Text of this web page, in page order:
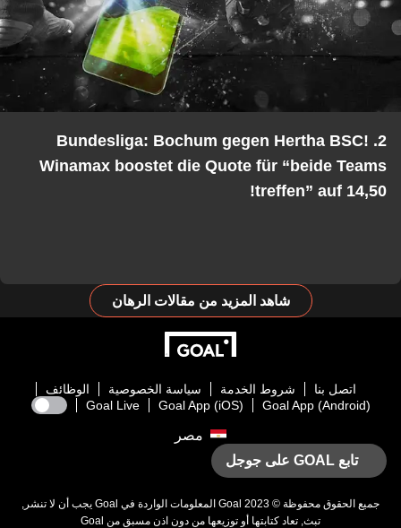
2. Bundesliga: Bochum gegen Hertha BSC!
Winamax boostet die Quote für “beide
treffen” auf
شاهد المزيد من مقالات الرهان
اتصل بنا شروط الخدمة سياسة الخصوصية
الوظائف
Goal App (Android)
Goal App (iOS)
Goal Live
مصر
الحقوق محفوظة © 2023 Goalالمعلومات الواردة فيGoal يجب أن لا تنشر,
تبث, تعاد كتابتها أو توزيعها من دون اذن مسبق منGoal